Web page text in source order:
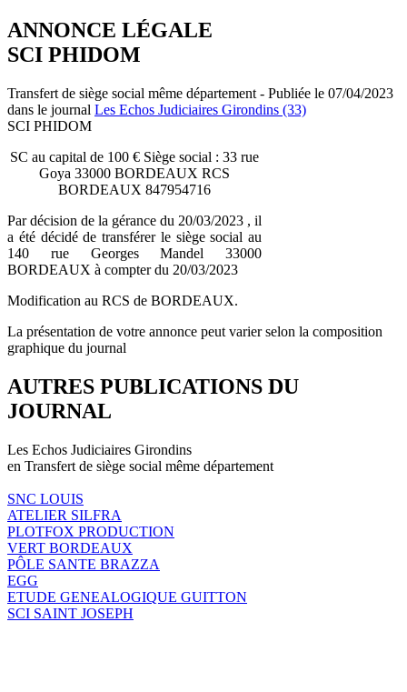
ANNONCE LÉGALE
SCI PHIDOM
Transfert de siège social même département - Publiée le 07/04/2023
dans le journal Les Echos Judiciaires Girondins (33)
SCI PHIDOM
SC au capital de 100 € Siège social : 33 rue
Goya 33000 BORDEAUX RCS
BORDEAUX 847954716
Par décision de la gérance du 20/03/2023 , il
a été décidé de transférer le siège social au
140 rue Georges Mandel 33000
BORDEAUX à compter du 20/03/2023
Modification au RCS de BORDEAUX.
La présentation de votre annonce peut varier selon la composition
graphique du journal
AUTRES PUBLICATIONS DU
JOURNAL
Les Echos Judiciaires Girondins
en Transfert de siège social même département
SNC LOUIS
ATELIER SILFRA
PLOTFOX PRODUCTION
VERT BORDEAUX
PÔLE SANTE BRAZZA
EGG
ETUDE GENEALOGIQUE GUITTON
SCI SAINT JOSEPH